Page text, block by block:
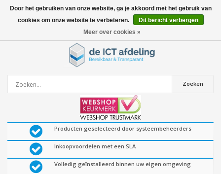
0artikelen
Zoeken
Producten geselecteerd door systeembeheerders
Inkoopvoordelen met een SLA
Volledig geïnstalleerd binnen uw eigen omgeving
Door het gebruiken van onze website, ga je akkoord met het gebruik van
cookies om onze website te verbeteren.
Dit bericht verbergen
Meer over cookies »